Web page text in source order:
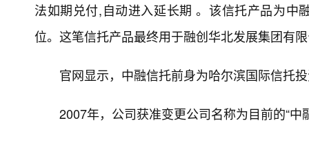
法如期兑付,自动进入延长期 。该信托产品为中
位。这笔信托产品最终用于融创华北发展集团有
官网显示，中融信托前身为哈尔滨国际信托
2007年，公司获准变更公司名称为目前的“中